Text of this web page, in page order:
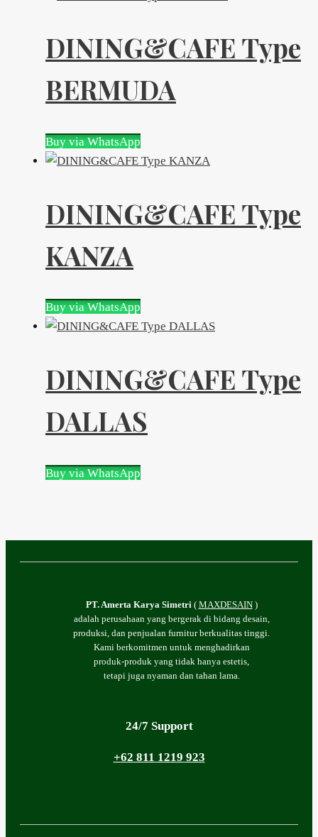
DINING&CAFE Type
BERMUDA
Buy via WhatsApp
DINING&CAFE Type
KANZA
Buy via WhatsApp
DINING&CAFE Type
DALLAS
Buy via WhatsApp
PT. Amerta Karya Simetri ( MAXDESAIN)
adalah perusahaan yang bergerak di bidang desain,
produksi, dan penjualan furnitur berkualitas tinggi.
Kami berkomitmen untuk menghadirkan
produk-produk yang tidak hanya estetis,
tetapi juga nyaman dan tahan lama.
24/7 Support
+62 811 1219 923